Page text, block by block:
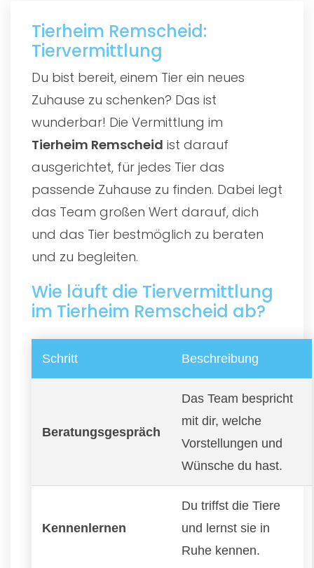
Tierheim Remscheid:
Tiervermittlung
Du bist bereit, einem Tier ein neues
Zuhause zu schenken? Das ist
wunderbar! Die Vermittlung im
Tierheim Remscheid ist darauf
ausgerichtet, für jedes Tier das
passende Zuhause zu finden. Dabei legt
das Team großen Wert darauf, dich
und das Tier bestmöglich zu beraten
und zu begleiten.
Wie läuft die Tiervermittlung
im Tierheim Remscheid ab?
Schritt Beschreibung
Beratungsgespräch
Das Team bespricht
mit dir, welche
Vorstellungen und
Wünsche du hast.
Kennenlernen
Du triffst die Tiere
und lernst sie in
Ruhe kennen.